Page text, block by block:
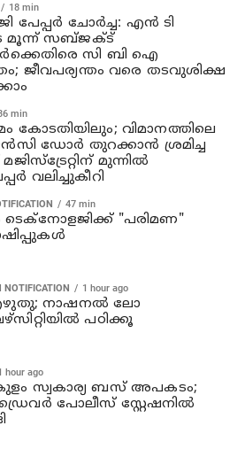
18 min
പേപ്പർ ചോർച്ച: എൻ ടി
മൂന്ന് സബ്ജക്ട്
സി ബി ഐ
ജീവപര്യന്തം വരെ തടവുശിക്ഷ
min
കോടതിയിലും; വിമാനത്തിലെ
ഡോര്‍ തുറക്കാന്‍ ശ്രമിച്ച
മുന്നില്‍
വലിച്ചുകീറി
47 min
ടെക്‌നോളജിക്ക് "പരിമണ"
NOTIFICATION 1 hour ago
എഴുതു; നാഷനൽ ലോ
പഠിക്കൂ
hour ago
സ്വകാര്യ ബസ് അപകടം;
പോലീസ് സ്റ്റേഷനില്‍